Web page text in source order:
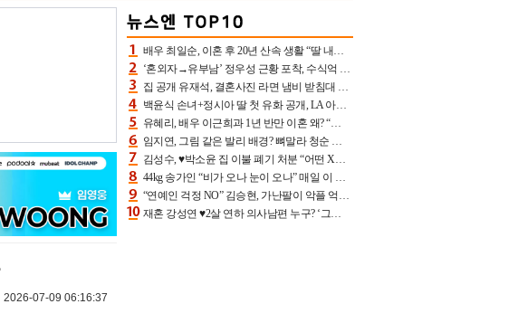
2026-07-09 06:16:37
배우 최일순, 이혼 후 20년 산속 생활 “딸 내가 버렸다고 원망‥맘 아파”(특종)[어제TV]
‘혼외자→유부남’ 정우성 근황 포착, 수식억 해킹 피해 후배 만났다 “존경하는”
집 공개 유재석, 결혼사진 라면 냄비 받침대 되고 분노‥가족사진도 피해(놀뭐)[어제TV]
백윤식 손녀+정시아 딸 첫 유화 공개, LA 아트쇼→서울국제조각페스타 작가다운 수준급 실력
유혜리, 배우 이근희과 1년 반만 이혼 왜? “식칼 꽂고 의자 던져” 충격 폭로(특종)[어제TV]
임지연, 그림 같은 발리 배경? 뼈말라 청순 비키니 핏에 상대 안 되네
김성수, ♥박소윤 집 이불 폐기 처분 “어떤 X이랑 썼을지 몰라” 질투(신랑수업2)[어제TV]
44kg 송가인 “비가 오나 눈이 오나” 매일 이 운동, 허벅지 근육량 상승+체지방 감소
“연예인 걱정 NO” 김승현, 가난팔이 악플 억울할만‥아내+딸과 日 여행
재혼 강성연 ♥2살 연하 의사남편 누구? ‘그알’ 자문의에 훈남 비주얼 초엘리트 스펙 [종합]